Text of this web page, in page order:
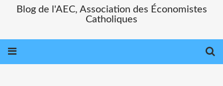
Blog de l'AEC, Association des Économistes
Catholiques